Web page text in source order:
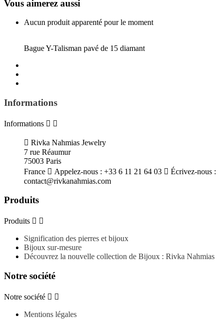
Vous aimerez aussi
Aucun produit apparenté pour le moment
Bague Y-Talisman pavé de 15 diamant
Informations
Informations  
 Rivka Nahmias Jewelry
7 rue Réaumur
75003 Paris
France  Appelez-nous : +33 6 11 21 64 03  Écrivez-nous :
contact@rivkanahmias.com
Produits
Produits  
Signification des pierres et bijoux
Bijoux sur-mesure
Découvrez la nouvelle collection de Bijoux : Rivka Nahmias
Notre société
Notre société  
Mentions légales